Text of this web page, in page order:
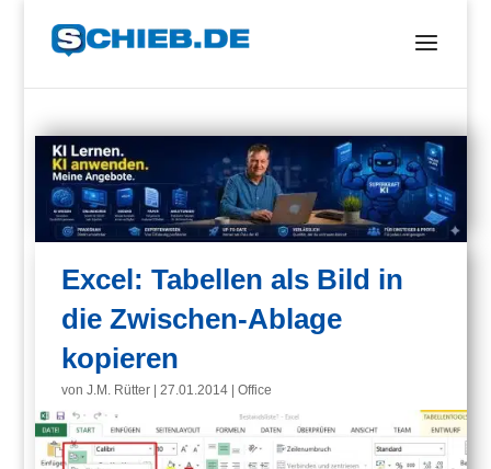
Excel: Tabellen als Bild in
die Zwischen-Ablage
kopieren
vonJ.M. Rütter |27.01.2014 |Office